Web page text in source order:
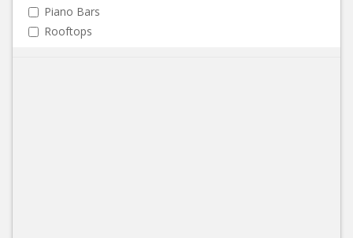
Piano Bars
Rooftops